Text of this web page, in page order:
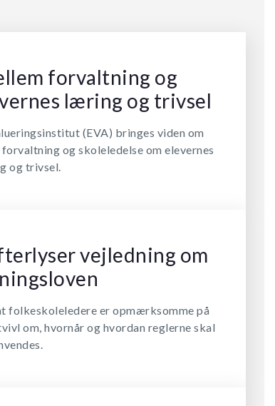
forvaltning og
læring og trivsel
(EVA) bringes viden om
og skoleledelse om elevernes
og trivsel.
vejledning om
folkeskoleledere er opmærksomme på
om, hvornår og hvordan reglerne skal